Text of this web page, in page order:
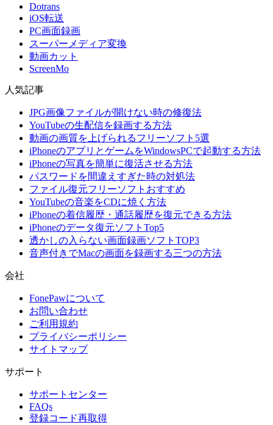
Dotrans
iOS転送
PC画面録画
スーパーメディア変換
動画カット
ScreenMo
人気記事
JPG画像ファイルが開けない時の修復法
YouTubeの生配信を録画する方法
動画の画質を上げられるフリーソフト5選
iPhoneのアプリとゲームをWindowsPCで起動する方法
iPhoneの写真を簡単に復活させる方法
パスワードを間違えすぎた時の対処法
ファイル復元フリーソフトおすすめ
YouTubeの音楽をCDに焼く方法
iPhoneの着信履歴・通話履歴を復元できる方法
iPhoneのデータ復元ソフトTop5
透かしの入らない画面録画ソフトTOP3
音声付きでMacの画面を録画する三つの方法
会社
FonePawについて
お問い合わせ
ご利用規約
プライバシーポリシー
サイトマップ
サポート
サポートセンター
FAQs
登録コード再取得